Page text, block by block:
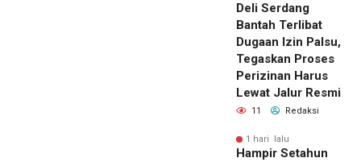
Deli Serdang
Bantah Terlibat
Dugaan Izin Palsu,
Tegaskan Proses
Perizinan Harus
Lewat Jalur Resmi
11 Redaksi
1 hari lalu
Hampir Setahun